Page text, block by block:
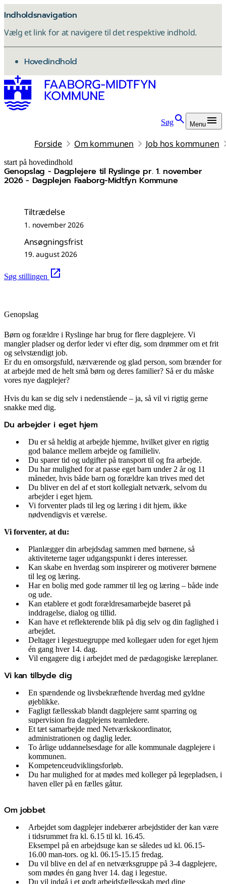
Indholdsnavigation
Vælg et link for at navigere til det respektive indhold.
gå til
Hovedindhold
Søg Menu
Forside Om kommunen Job hos kommunen
start på hovedindhold
Genopslag - Dagplejere til Ryslinge pr. 1. november
2026 - Dagplejen Faaborg-Midtfyn Kommune
senest opdateret 5. august 2026
Tiltrædelse
1. november 2026
Ansøgningsfrist
19. august 2026
Søg stillingen
Genopslag
Børn og forældre i Ryslinge har brug for flere dagplejere. Vi
mangler pladser og derfor leder vi efter dig, som drømmer om et frit
og selvstændigt job.
Er du en omsorgsfuld, nærværende og glad person, som brænder for
at arbejde med de helt små børn og deres familier? Så er du måske
vores nye dagplejer?
Hvis du kan se dig selv i nedenstående – ja, så vil vi rigtig gerne
snakke med dig.
Du arbejder i eget hjem
Du er så heldig at arbejde hjemme, hvilket giver en rigtig
god balance mellem arbejde og familieliv.
Du sparer tid og udgifter på transport til og fra arbejde.
Du har mulighed for at passe eget barn under 2 år og 11
måneder, hvis både barn og forældre kan trives med det
Du bliver en del af et stort kollegialt netværk, selvom du
arbejder i eget hjem.
Vi forventer plads til leg og læring i dit hjem, ikke
nødvendigvis et værelse.
Vi forventer, at du:
Planlægger din arbejdsdag sammen med børnene, så
aktiviteterne tager udgangspunkt i deres interesser.
Kan skabe en hverdag som inspirerer og motiverer børnene
til leg og læring.
Har en bolig med gode rammer til leg og læring – både inde
og ude.
Kan etablere et godt forældresamarbejde baseret på
inddragelse, dialog og tillid.
Kan have et reflekterende blik på dig selv og din faglighed i
arbejdet.
Deltager i legestuegruppe med kollegaer uden for eget hjem
én gang hver 14. dag.
Vil engagere dig i arbejdet med de pædagogiske læreplaner.
Vi kan tilbyde dig
En spændende og livsbekræftende hverdag med gyldne
øjeblikke.
Fagligt fællesskab blandt dagplejere samt sparring og
supervision fra dagplejens teamledere.
Et tæt samarbejde med Netværkskoordinator,
administrationen og daglig leder.
To årlige uddannelsesdage for alle kommunale dagplejere i
kommunen.
Kompetenceudviklingsforløb.
Du har mulighed for at mødes med kolleger på legepladsen, i
haven eller på en fælles gåtur.
Om jobbet
Arbejdet som dagplejer indebærer arbejdstider der kan være
i tidsrummet fra kl. 6.15 til kl. 16.45.
Eksempel på en arbejdsuge kan se således ud kl. 06.15-
16.00 man-tors. og kl. 06.15-15.15 fredag.
Du vil blive en del af en netværksgruppe på 3-4 dagplejere,
som mødes én gang hver 14. dag i legestue.
Du vil indgå i et godt arbejdsfællesskab med dine